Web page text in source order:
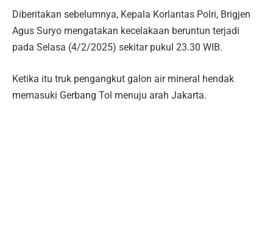
Diberitakan sebelumnya, Kepala Korlantas Polri, Brigjen
Agus Suryo mengatakan kecelakaan beruntun terjadi
pada Selasa (4/2/2025) sekitar pukul 23.30 WIB.
Ketika itu truk pengangkut galon air mineral hendak
memasuki Gerbang Tol menuju arah Jakarta.